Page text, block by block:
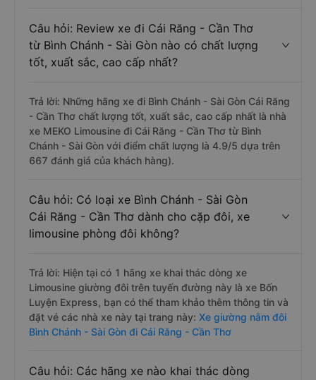
Câu hỏi: Review xe đi Cái Răng - Cần Thơ
từ Bình Chánh - Sài Gòn nào có chất lượng
tốt, xuất sắc, cao cấp nhất?
Trả lời: Những hãng xe đi Bình Chánh - Sài Gòn Cái Răng
- Cần Thơ chất lượng tốt, xuất sắc, cao cấp nhất là nhà
xe MEKO Limousine đi Cái Răng - Cần Thơ từ Bình
Chánh - Sài Gòn với điểm chất lượng là 4.9/5 dựa trên
667 đánh giá của khách hàng).
Câu hỏi: Có loại xe Bình Chánh - Sài Gòn
Cái Răng - Cần Thơ dành cho cặp đôi, xe
limousine phòng đôi không?
Trả lời: Hiện tại có 1 hãng xe khai thác dòng xe
Limousine giường đôi trên tuyến đường này là xe Bốn
Luyện Express, bạn có thể tham khảo thêm thông tin và
đặt vé các nhà xe này tại trang này: Xe giường nằm đôi
Bình Chánh - Sài Gòn đi Cái Răng - Cần Thơ
Câu hỏi: Các hãng xe nào khai thác dòng